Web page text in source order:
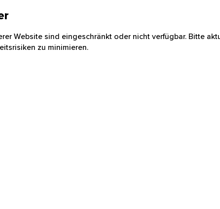
Website sind eingeschränkt oder nicht verfügbar. Bitte
zu minimieren.